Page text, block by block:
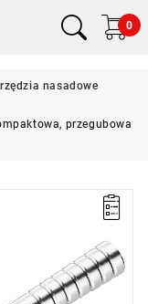
0
nasadowe
przegubowa